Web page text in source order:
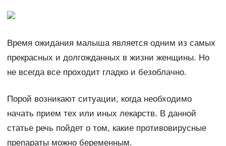
Время ожидания малыша является одним из самых
прекрасных и долгожданных в жизни женщины. Но
не всегда все проходит гладко и безоблачно.
Порой возникают ситуации, когда необходимо
начать прием тех или иных лекарств. В данной
статье речь пойдет о том, какие противовирусные
препараты можно беременным.